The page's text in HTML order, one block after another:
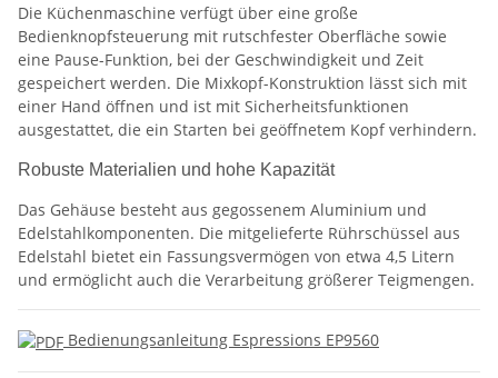
Die Küchenmaschine verfügt über eine große
Bedienknopfsteuerung mit rutschfester Oberfläche sowie
eine Pause-Funktion, bei der Geschwindigkeit und Zeit
gespeichert werden. Die Mixkopf-Konstruktion lässt sich mit
einer Hand öffnen und ist mit Sicherheitsfunktionen
ausgestattet, die ein Starten bei geöffnetem Kopf verhindern.
Robuste Materialien und hohe Kapazität
Das Gehäuse besteht aus gegossenem Aluminium und
Edelstahlkomponenten. Die mitgelieferte Rührschüssel aus
Edelstahl bietet ein Fassungsvermögen von etwa 4,5 Litern
und ermöglicht auch die Verarbeitung größerer Teigmengen.
Bedienungsanleitung Espressions EP9560